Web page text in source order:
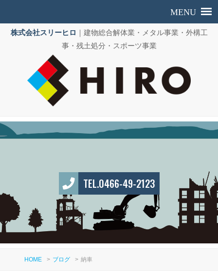
株式会社スリーヒロ ｜建物総合解体業・メタル事業・外構工
事・残土処分・スポーツ事業
TEL.0466-49-2123
HOME > ブログ > 納車